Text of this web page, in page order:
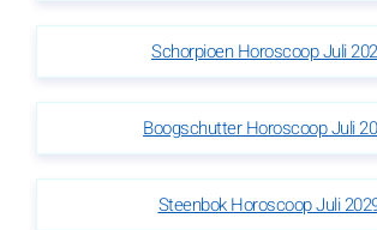
Schorpioen Horoscoop Juli
Boogschutter Horoscoop Juli
Steenbok Horoscoop Juli